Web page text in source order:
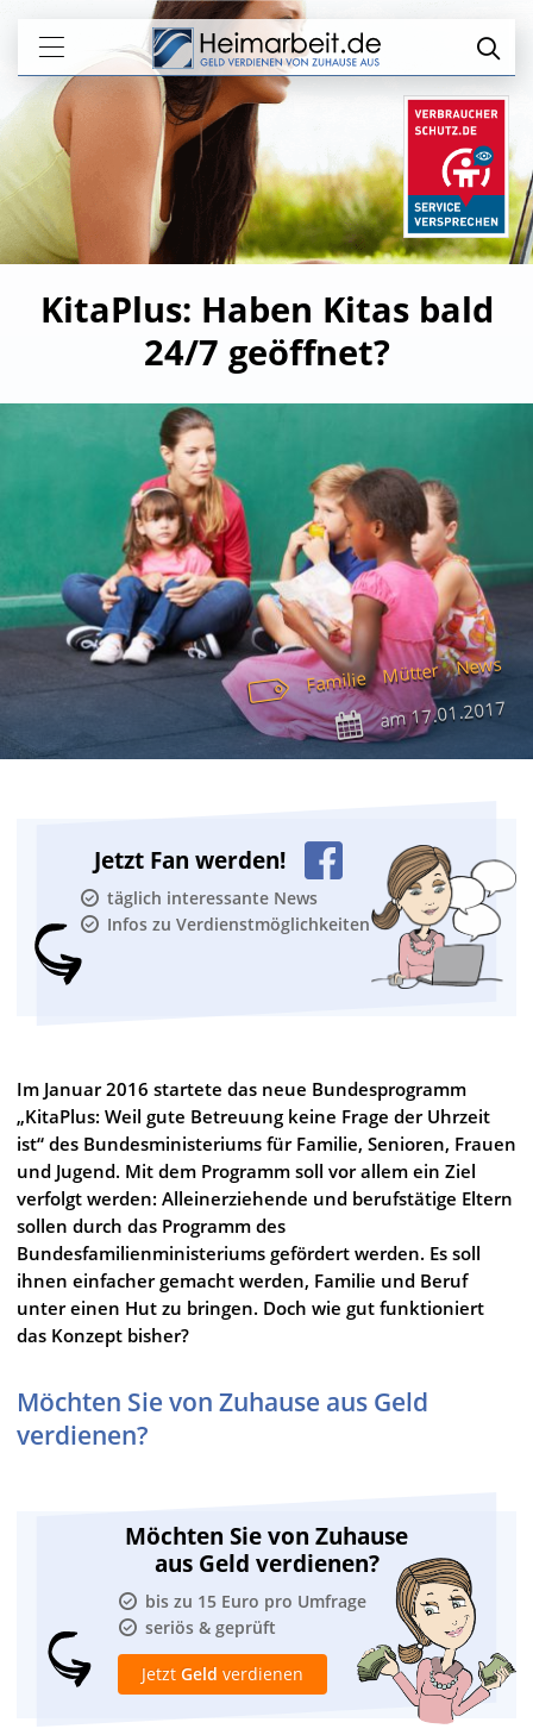
KitaPlus: Haben Kitas bald
24/7 geöffnet?
Familie Mütter News
am17.01.2017
Jetzt Fan werden!
täglich interessante News
Infos zu Verdienstmöglichkeiten
Im Januar 2016 startete das neue Bundesprogramm
„KitaPlus: Weil gute Betreuung keine Frage der Uhrzeit
ist“ des Bundesministeriums für Familie, Senioren, Frauen
und Jugend. Mit dem Programm soll vor allem ein Ziel
verfolgt werden: Alleinerziehende und berufstätige Eltern
sollen durch das Programm des
Bundesfamilienministeriums gefördert werden. Es soll
ihnen einfacher gemacht werden, Familie und Beruf
unter einen Hut zu bringen. Doch wie gut funktioniert
das Konzept bisher?
Möchten Sie von Zuhause aus Geld
verdienen?
Möchten Sie von Zuhause
aus Geld verdienen?
bis zu 15 Euro pro Umfrage
seriös & geprüft
Jetzt Geld verdienen